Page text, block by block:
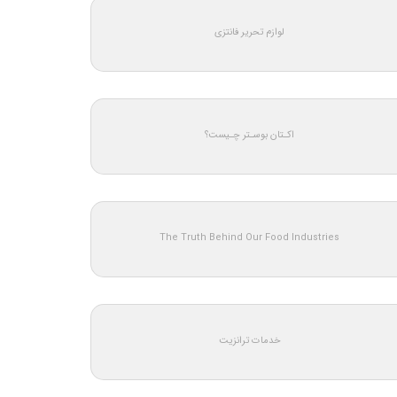
لوازم تحریر فانتزی
اکـتان بوسـتر چـیست؟
The Truth Behind Our Food Industries
خدمات ترانزیت